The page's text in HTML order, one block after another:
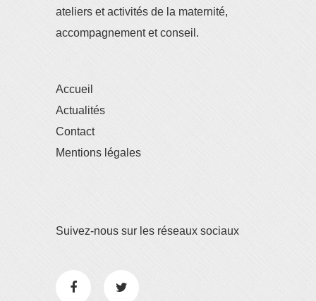
ateliers et activités de la maternité,
accompagnement et conseil.
Accueil
Actualités
Contact
Mentions légales
Suivez-nous sur les réseaux sociaux